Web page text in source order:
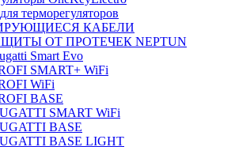
терморегуляторов
КАБЕЛИ
ОТ ПРОТЕЧЕК NEPTUN
Smart Evo
SMART+ WiFi
WiFi
BASE
SMART WiFi
BASE
BASE LIGHT